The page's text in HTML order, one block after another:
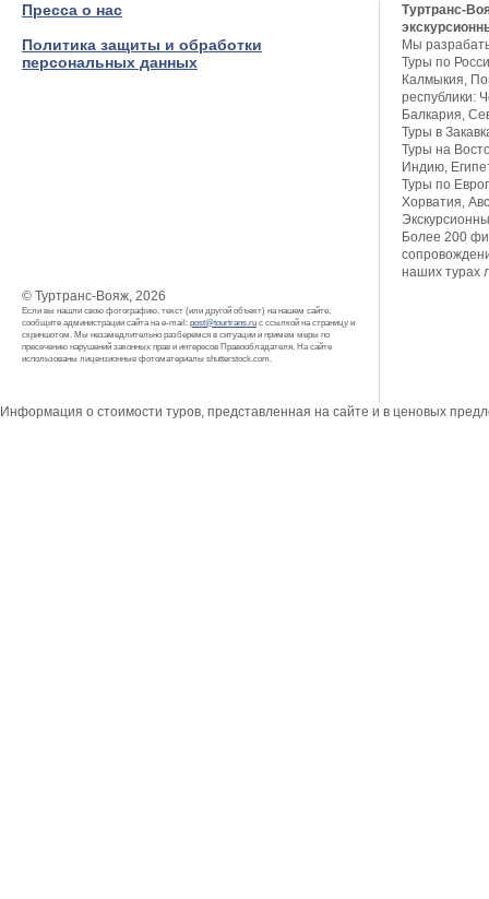
Пресса о нас
Политика защиты и обработки
персональных данных
© Туртранс-Вояж, 2026
Если вы нашли свою фотографию, текст (или другой объект) на нашем сайте,
сообщите администрации сайта на e-mail: post@tourtrans.ru с ссылкой на страницу и
скриншотом. Мы незамедлительно разберемся в ситуации и примем меры по
пресечению нарушений законных прав и интересов Правообладателя. На сайте
использованы лицензионные фотоматериалы shutterstock.com.
Туртранс-
Мы
Туры по
Калмыкия,
республики:
Балкария,
Туры в
Туры на
Индию,
Туры по
Хорватия,
Более 200
наших турах
Информация о стоимости туров, представленная на сайте и в ценовых